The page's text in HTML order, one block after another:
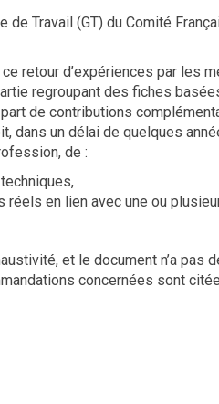
Travail (GT) du Comité
retour d’expériences par les
regroupant des fiches
de contributions
dans un délai de quelques
de :
réels en lien avec une ou
et le document n’a pas
concernées sont